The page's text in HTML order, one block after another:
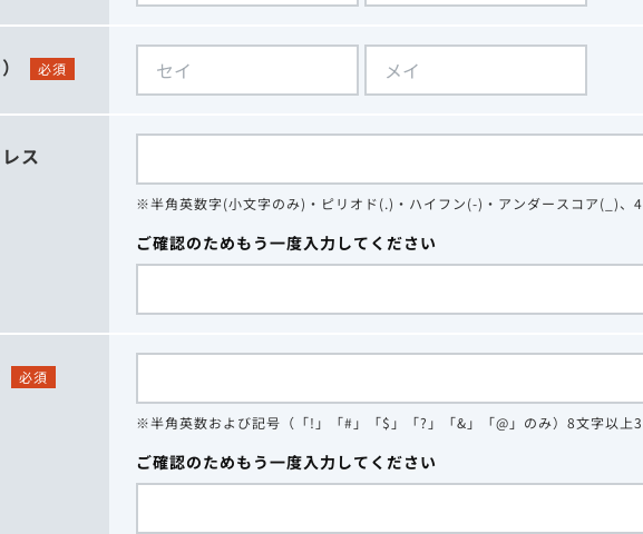
必須
ス
※半角英数字(小文字のみ)・ピリオド(.)・ハイフン(-)・アンダースコア(_)、
ご確認のためもう一度入力してください
必須
※半角英数および記号（「!」「#」「$」「?」「&」「@」のみ）8文字以上
ご確認のためもう一度入力してください